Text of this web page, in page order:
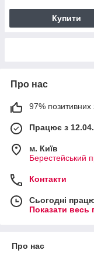
Купити
Про нас
97% позитивних
Працює з
м. Київ
Берестейський
Контакти
Сьогодні
Показати весь
Про нас